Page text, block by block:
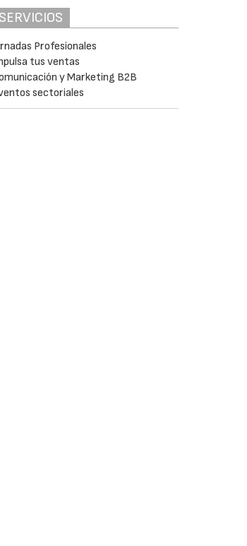
SERVICIOS
Profesionales
tus ventas
y Marketing B2B
sectoriales